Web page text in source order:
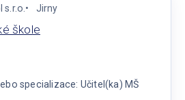
Jirny
škole
specializace: Učitel(ka) MŠ